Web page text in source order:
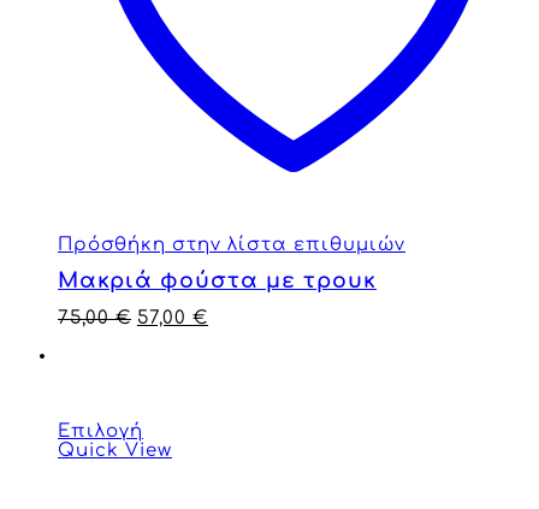
Πρόσθήκη στην λίστα επιθυμιών
Μακριά φούστα με τρουκ
75,00€ 57,00 €
Επιλογή
Quick View